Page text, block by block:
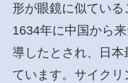
形が眼鏡に似ている
1634年に中国から
導したとされ、日
ています。サイク